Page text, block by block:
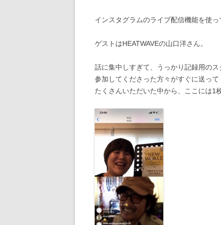
インスタグラムのライブ配信機能を使
ゲストはHEATWAVEの山口洋さん。
話に集中しすぎて、うっかり記録用の
参加してくださった方々がすぐに送っ
たくさんいただいた中から、ここには1